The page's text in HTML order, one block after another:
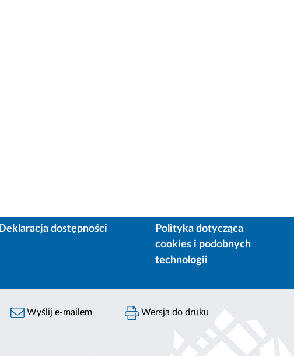
Deklaracja dostępności
Polityka dotycząca
cookies i podobnych
technologii
Wyślij e-mailem Wersja do druku